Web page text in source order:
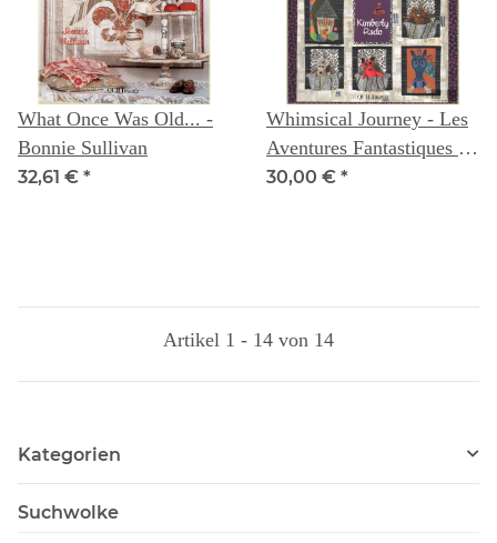
What Once Was Old... -
Bonnie Sullivan
32,61 € *
Whimsical Journey - Les
Aventures Fantastiques -
Kimberly Rado
30,00 € *
Artikel 1 - 14 von 14
Kategorien
Suchwolke